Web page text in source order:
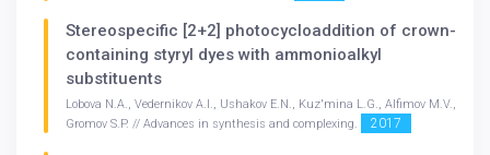
Stereospecific [2+2] photocycloaddition of сrown-
containing styryl dyes with ammonioalkyl
substituents
Lobova N.A., Vedernikov A.I., Ushakov E.N., Kuz'mina L.G., Alfimov M.V.,
Gromov S.P. // Advances in synthesis and complexing.
2017